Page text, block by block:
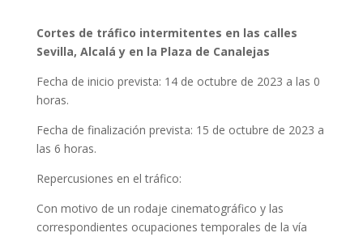
Cortes de tráfico intermitentes en las calles
Sevilla, Alcalá y en la Plaza de Canalejas
Fecha de inicio prevista: 14 de octubre de 2023 a las 0
horas.
Fecha de finalización prevista: 15 de octubre de 2023 a
las 6 horas.
Repercusiones en el tráfico:
Con motivo de un rodaje cinematográfico y las
correspondientes ocupaciones temporales de la vía